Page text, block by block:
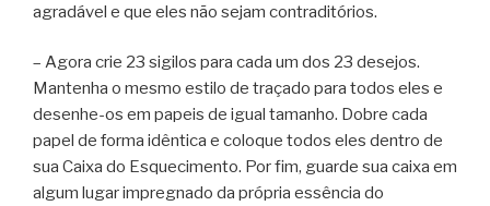
agradável e que eles não sejam contraditórios.
– Agora crie 23 sigilos para cada um dos 23 desejos.
Mantenha o mesmo estilo de traçado para todos eles e
desenhe-os em papeis de igual tamanho. Dobre cada
papel de forma idêntica e coloque todos eles dentro de
sua Caixa do Esquecimento. Por fim, guarde sua caixa em
algum lugar impregnado da própria essência do